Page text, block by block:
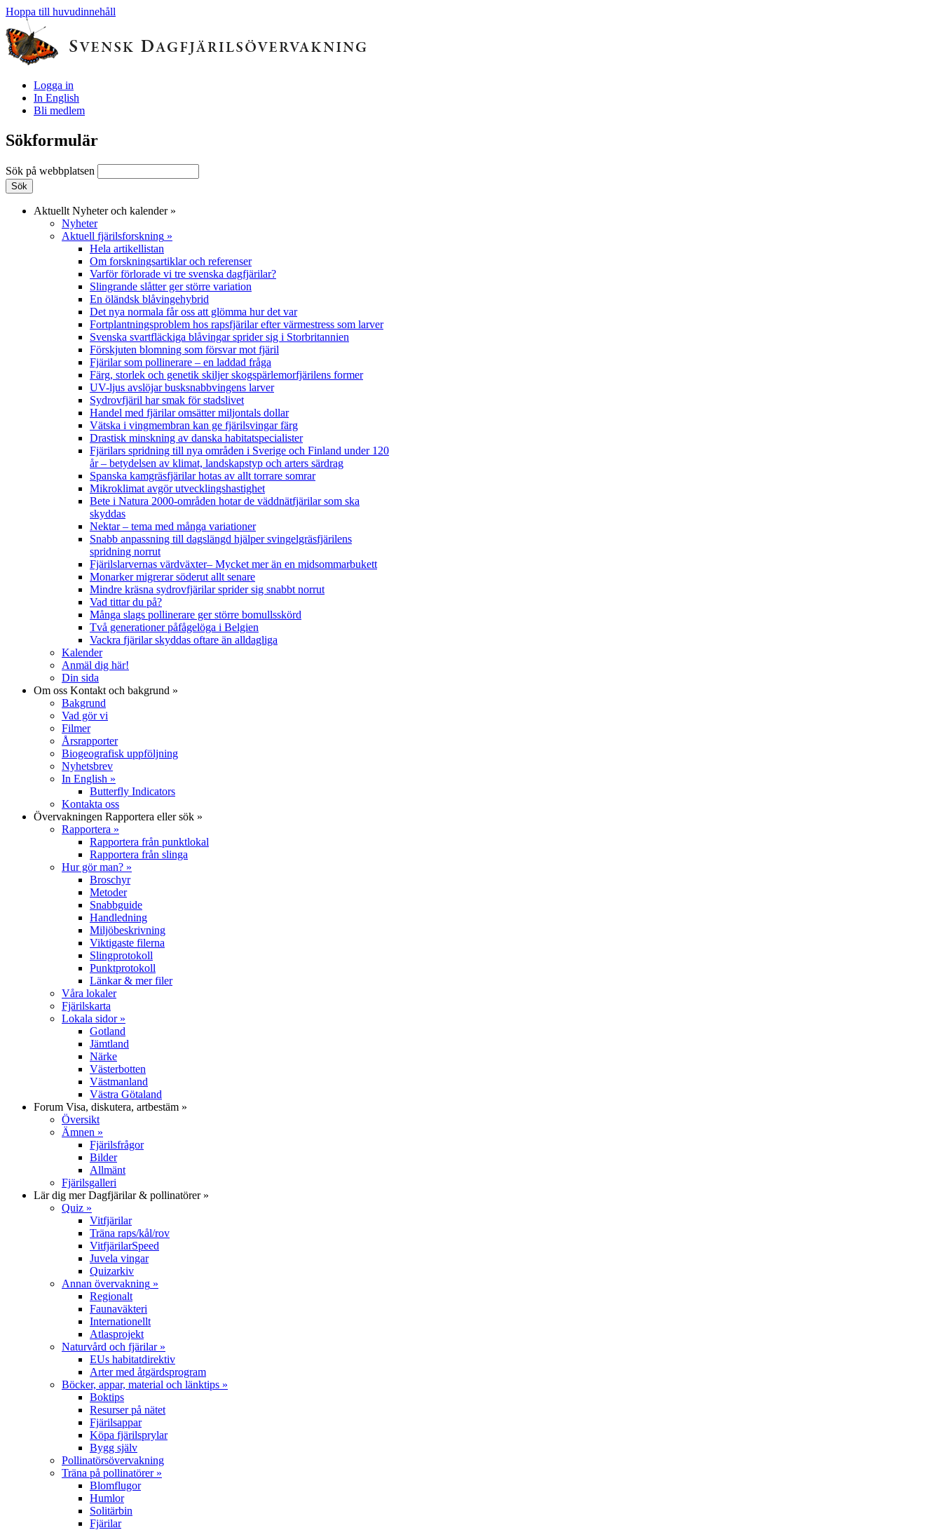
Hoppa till huvudinnehåll
Logga in
In English
Bli medlem
Sökformulär
Sök på webbplatsen
Aktuellt Nyheter och kalender»
Nyheter
Aktuell fjärilsforskning »
Hela artikellistan
Om forskningsartiklar och referenser
Varför förlorade vi tre svenska dagfjärilar?
Slingrande slåtter ger större variation
En öländsk blåvingehybrid
Det nya normala får oss att glömma hur det var
Fortplantningsproblem hos rapsfjärilar efter värmestress som larver
Svenska svartfläckiga blåvingar sprider sig i Storbritannien
Förskjuten blomning som försvar mot fjäril
Fjärilar som pollinerare – en laddad fråga
Färg, storlek och genetik skiljer skogspärlemorfjärilens former
UV-ljus avslöjar busksnabbvingens larver
Sydrovfjäril har smak för stadslivet
Handel med fjärilar omsätter miljontals dollar
Vätska i vingmembran kan ge fjärilsvingar färg
Drastisk minskning av danska habitatspecialister
Fjärilars spridning till nya områden i Sverige och Finland under 120
år– betydelsen av klimat, landskapstyp och arters särdrag
Spanska kamgräsfjärilar hotas av allt torrare somrar
Mikroklimat avgör utvecklingshastighet
Bete i Natura 2000-områden hotar de väddnätfjärilar som ska
skyddas
Nektar – tema med många variationer
Snabb anpassning till dagslängd hjälper svingelgräsfjärilens
spridning norrut
Fjärilslarvernas värdväxter– Mycket mer än en midsommarbukett
Monarker migrerar söderut allt senare
Mindre kräsna sydrovfjärilar sprider sig snabbt norrut
Vad tittar du på?
Många slags pollinerare ger större bomullsskörd
Två generationer påfågelöga i Belgien
Vackra fjärilar skyddas oftare än alldagliga
Kalender
Anmäl dig här!
Din sida
Om oss Kontakt och bakgrund »
Bakgrund
Vad gör vi
Filmer
Årsrapporter
Biogeografisk uppföljning
Nyhetsbrev
In English »
Butterfly Indicators
Kontakta oss
Övervakningen Rapportera eller sök »
Rapportera »
Rapportera från punktlokal
Rapportera från slinga
Hur gör man? »
Broschyr
Metoder
Snabbguide
Handledning
Miljöbeskrivning
Viktigaste filerna
Slingprotokoll
Punktprotokoll
Länkar & mer filer
Våra lokaler
Fjärilskarta
Lokala sidor»
Gotland
Jämtland
Närke
Västerbotten
Västmanland
Västra Götaland
Forum Visa, diskutera, artbestäm »
Översikt
Ämnen »
Fjärilsfrågor
Bilder
Allmänt
Fjärilsgalleri
Lär dig merDagfjärilar & pollinatörer»
Quiz »
Vitfjärilar
Träna raps/kål/rov
VitfjärilarSpeed
Juvela vingar
Quizarkiv
Annan övervakning »
Regionalt
Faunaväkteri
Internationellt
Atlasprojekt
Naturvård och fjärilar»
EUs habitatdirektiv
Arter med åtgärdsprogram
Böcker, appar, material och länktips »
Boktips
Resurser på nätet
Fjärilsappar
Köpa fjärilsprylar
Bygg själv
Pollinatörsövervakning
Träna på pollinatörer»
Blomflugor
Humlor
Solitärbin
Fjärilar